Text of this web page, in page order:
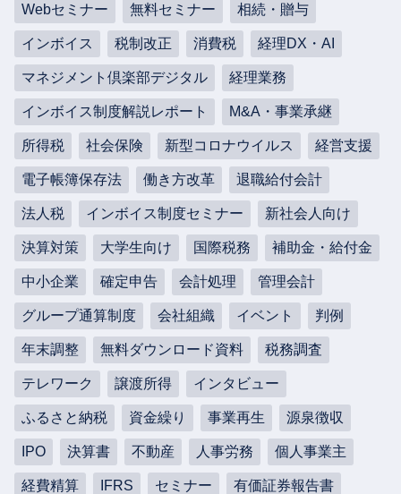
Webセミナー 無料セミナー 相続・贈与
インボイス 税制改正 消費税 経理DX・AI
マネジメント倶楽部デジタル 経理業務
インボイス制度解説レポート M&A・事業承継
所得税 社会保険 新型コロナウイルス 経営支援
電子帳簿保存法 働き方改革 退職給付会計
法人税 インボイス制度セミナー 新社会人向け
決算対策 大学生向け 国際税務 補助金・給付金
中小企業 確定申告 会計処理 管理会計
グループ通算制度 会社組織 イベント 判例
年末調整 無料ダウンロード資料 税務調査
テレワーク 譲渡所得 インタビュー
ふるさと納税 資金繰り 事業再生 源泉徴収
IPO 決算書 不動産 人事労務 個人事業主
経費精算 IFRS セミナー 有価証券報告書